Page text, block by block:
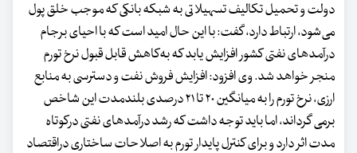
دولت و تحمیل تکالیف تسهیلاتی به شبکه بانکی که موجب خلق پول
می‌شود، ارتباط دارد، گفت: با این حال امید است که با احیای برجام
درآمدهای نفتی کشور افزایش یابد که به‌کاهش قابل قبول نرخ تورم
منجر خواهد شد. وی افزود: افزایش فروش نفت و دسترسی به منابع
ارزی، نرخ تورم را به میانگین ۲۰ تا ۲۱ درصدی بلندمدت این شاخص
برمی گرداند، اما باید توجه داشت که رشد درآمدهای نفتی درکوتاه
مدت اثر دارد و برای کنترل پایدار تورم به اصلاحات ساختاری دراقتصاد